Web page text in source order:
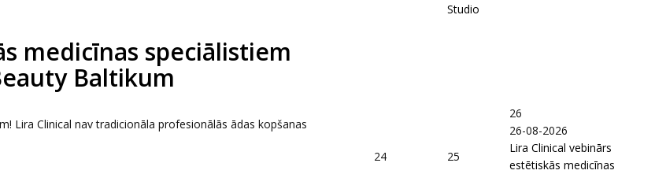
medicīnas speciālistiem
Baltikum
Lira Clinical nav tradicionāla profesionālās ādas kopšanas
Studio
24 25
26
26-08-2026
Lira Clinical vebinārs
estētiskās medicīnas